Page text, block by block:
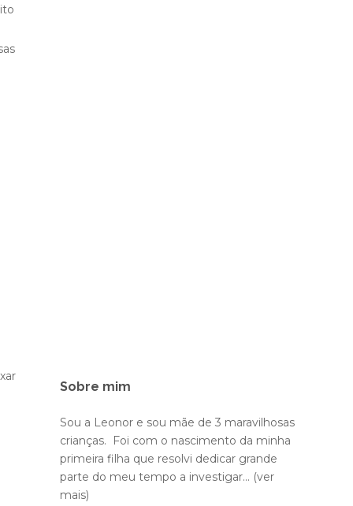
Sobre mim
Sou a Leonor e sou mãe de 3 maravilhosas
crianças. Foi com o nascimento da minha
primeira filha que resolvi dedicar grande
parte do meu tempo a investigar... (ver
mais)